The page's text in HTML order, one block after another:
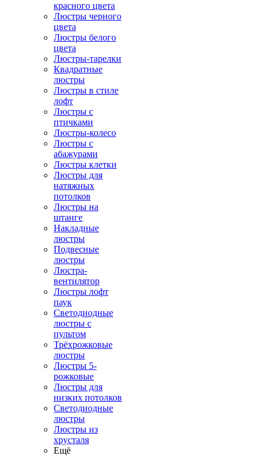
красного цвета
Люстры черного
цвета
Люстры белого
цвета
Люстры-тарелки
Квадратные
люстры
Люстры в стиле
лофт
Люстры с
птичками
Люстры-колесо
Люстры с
абажурами
Люстры клетки
Люстры для
натяжных
потолков
Люстры на
штанге
Накладные
люстры
Подвесные
люстры
Люстра-
вентилятор
Люстры лофт
паук
Светодиодные
люстры с
пультом
Трёхрожковые
люстры
Люстры 5-
рожковые
Люстры для
низких потолков
Cветодиодные
люстры
Люстры из
хрусталя
Ещё